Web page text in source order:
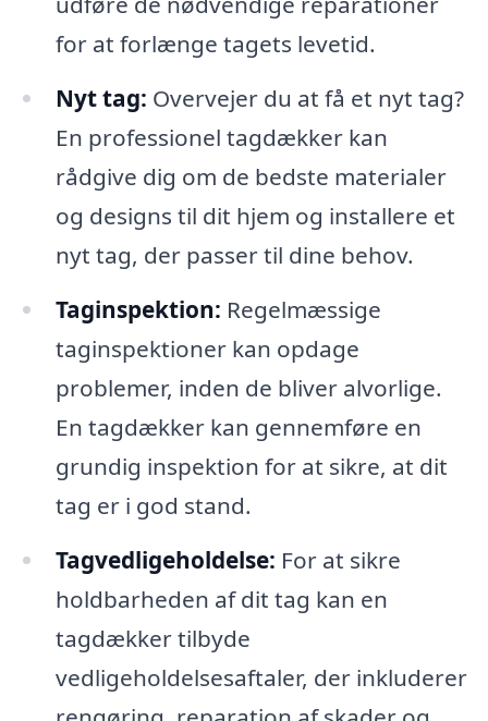
for at forlænge tagets levetid.
Nyt tag: Overvejer du at få et nyt tag?
En professionel tagdækker kan
rådgive dig om de bedste materialer
og designs til dit hjem og installere et
nyt tag, der passer til dine behov.
Taginspektion: Regelmæssige
taginspektioner kan opdage
problemer, inden de bliver alvorlige.
En tagdækker kan gennemføre en
grundig inspektion for at sikre, at dit
tag er i god stand.
Tagvedligeholdelse: For at sikre
holdbarheden af dit tag kan en
tagdækker tilbyde
vedligeholdelsesaftaler, der inkluderer